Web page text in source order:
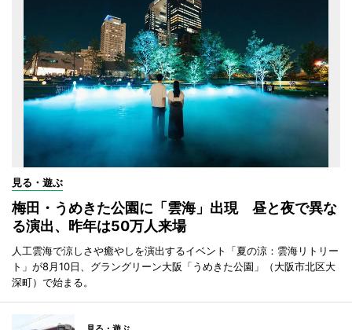
見る・遊ぶ
梅田・うめきた公園に「雲海」出現 昼と夜で異な
る演出、昨年は50万人来場
人工雲海で涼しさや癒やしを演出するイベント「夏の涼：雲海リトリー
ト」が8月10日、グラングリーン大阪「うめきた公園」（大阪市北区大
深町）で始まる。